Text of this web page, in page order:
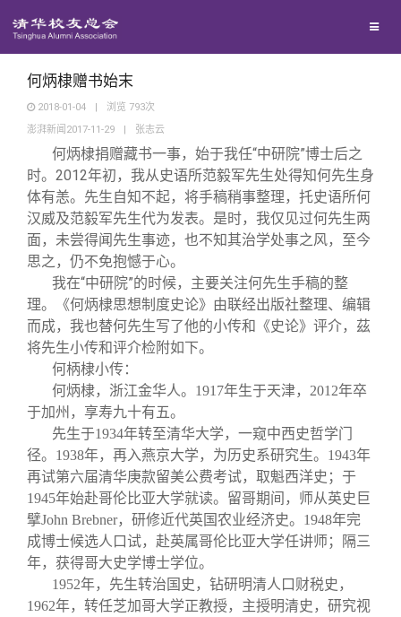
校友文苑
校友讲坛
校友视界
校友服务
终身学习
信息化服务
三创大赛
实用信息
校友总会
总会简介
会长致辞
总会章程
理事会名单
关闭
何炳棣赠书始末
2018-01-04 | 浏览 793次
澎湃新闻2017-11-29
| 张志云
何炳棣捐赠藏书一事，始于我任“中研院”博士后之
时。2012年初，我从史语所范毅军先生处得知何先生身
体有恙。先生自知不起，将手稿稍事整理，托史语所何
汉威及范毅军先生代为发表。是时，我仅见过何先生两
面，未尝得闻先生事迹，也不知其治学处事之风，至今
思之，仍不免抱憾于心。
我在“中研院”的时候，主要关注何先生手稿的整
理。《何炳棣思想制度史论》由联经出版社整理、编辑
而成，我也替何先生写了他的小传和《史论》评介，茲
将先生小传和评介检附如下。
何柄棣小传：
何炳棣，浙江金华人。1917年生于天津，2012年卒
于加州，享寿九十有五。
先生于1934年转至清华大学，一窥中西史哲学门
径。1938年，再入燕京大学，为历史系研究生。1943年
再试第六届清华庚款留美公费考试，取魁西洋史；于
1945年始赴哥伦比亚大学就读。留哥期间，师从英史巨
擘John Brebner，研修近代英国农业经济史。1948年完
成博士候选人口试，赴英属哥伦比亚大学任讲师；隔三
年，获得哥大史学博士学位。
1952年，先生转治国史，钻研明清人口财税史，
1962年，转任芝加哥大学正教授，主授明清史，研究视